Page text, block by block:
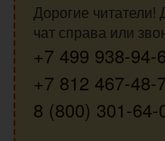
Дорогие
чат справа или
+7 499 938-94-
+7 812 467-48-
8 (800) 301-64-